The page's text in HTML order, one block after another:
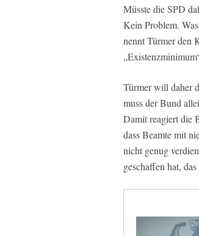
Müsste die SPD
Kein Problem.
nennt Türmer den
Türmer will daher
muss der Bund
Damit reagiert die
dass Beamte mit
nicht genug
geschaffen hat,